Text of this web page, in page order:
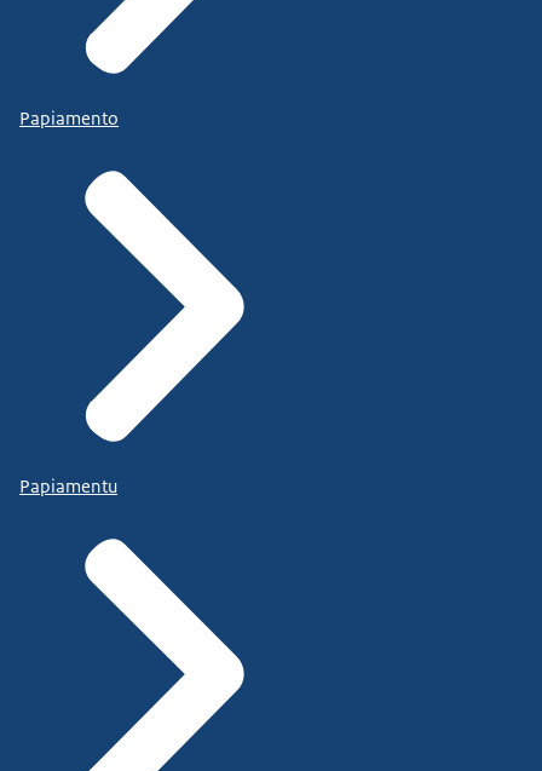
Papiamento
Papiamentu